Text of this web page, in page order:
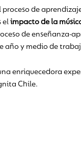
de
elimpacto de la
de enseñanza-
año y medio de
enriquecedora
Chile.